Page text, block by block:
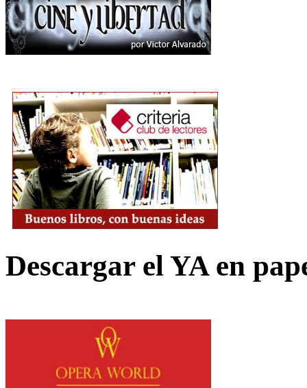
Descargar el YA en